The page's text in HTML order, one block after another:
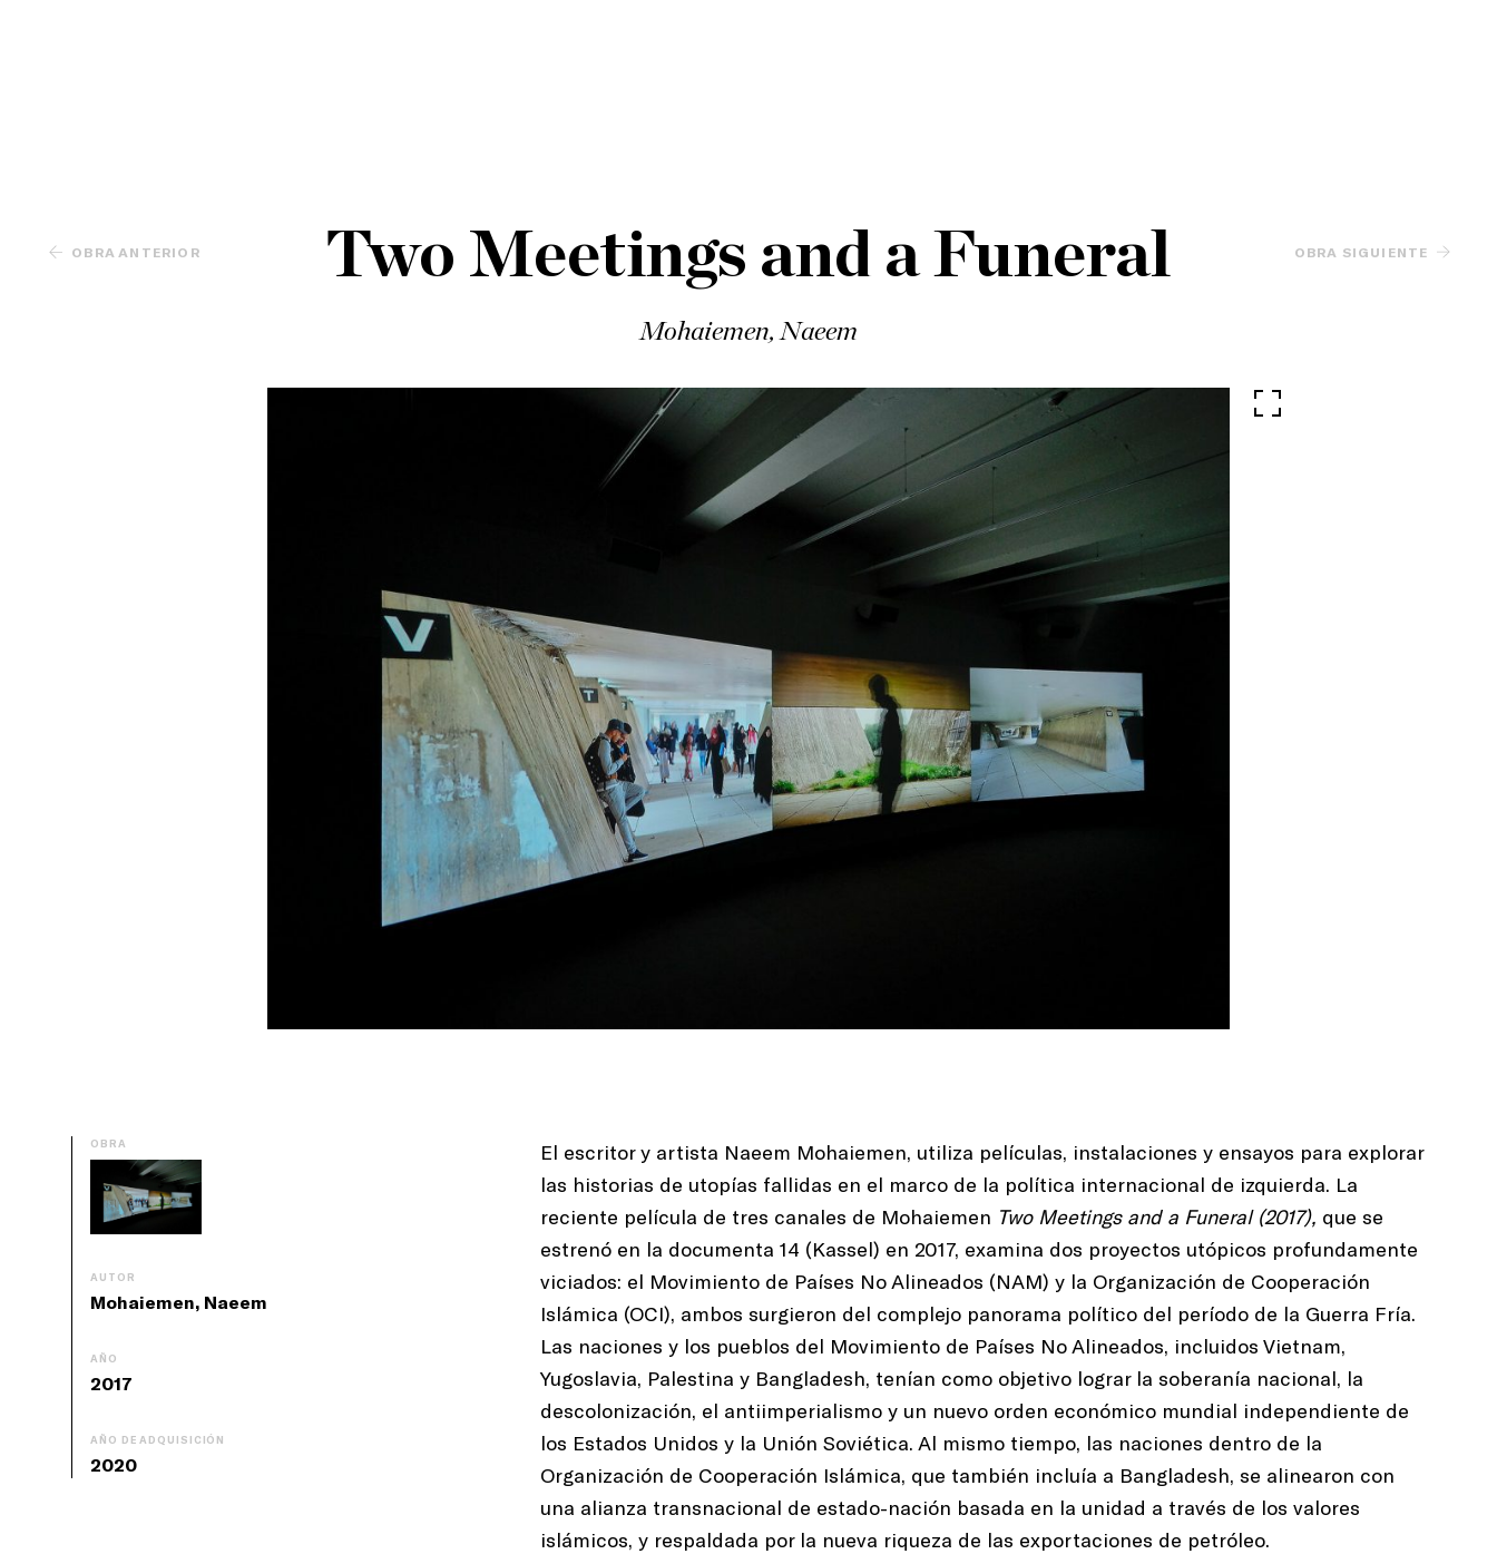
OBRA ANTERIOR Two Meetings and a Funeral
Mohaiemen, Naeem
OBRA SIGUIENTE
OBRA
AUTOR
Mohaiemen, Naeem
AÑO
2017
AÑO DE ADQUISICIÓN
2020
El escritor y artista Naeem Mohaiemen, utiliza películas, instalaciones y ensayos para explorar
las historias de utopías fallidas en el marco de la política internacional de izquierda. La
reciente película de tres canales de Mohaiemen Two Meetings and a Funeral (2017), que se
estrenó en la documenta 14 (Kassel) en 2017, examina dos proyectos utópicos profundamente
viciados: el Movimiento de Países No Alineados (NAM) y la Organización de Cooperación
Islámica (OCI), ambos surgieron del complejo panorama político del período de la Guerra Fría.
Las naciones y los pueblos del Movimiento de Países No Alineados, incluidos Vietnam,
Yugoslavia, Palestina y Bangladesh, tenían como objetivo lograr la soberanía nacional, la
descolonización, el antiimperialismo y un nuevo orden económico mundial independiente de
los Estados Unidos y la Unión Soviética. Al mismo tiempo, las naciones dentro de la
Organización de Cooperación Islámica, que también incluía a Bangladesh, se alinearon con
una alianza transnacional de estado-nación basada en la unidad a través de los valores
islámicos, y respaldada por la nueva riqueza de las exportaciones de petróleo.